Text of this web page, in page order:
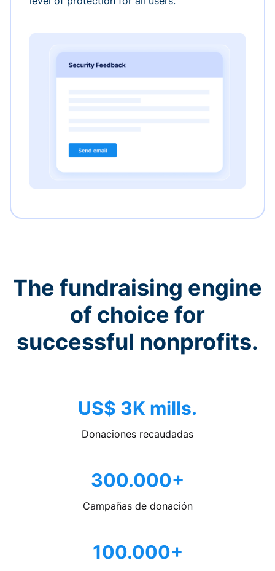
The fundraising engine
of choice for
successful nonprofits.
US$ 3K mills.
Donaciones recaudadas
300.000+
Campañas de donación
100.000+